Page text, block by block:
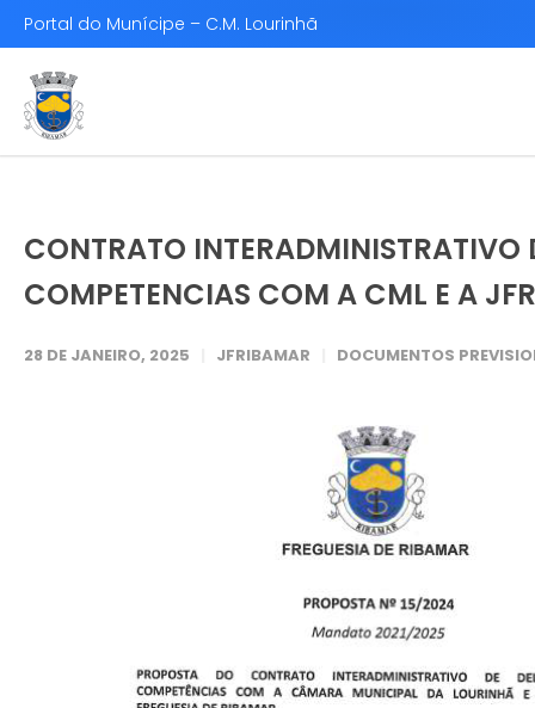
Portal do Munícipe – C.M. Lourinhã
CONTRATO INTERADMINISTRATIVO
COMPETENCIAS COM A CML E A
28 DE JANEIRO, 2025 JFRIBAMAR DOCUMENTOS